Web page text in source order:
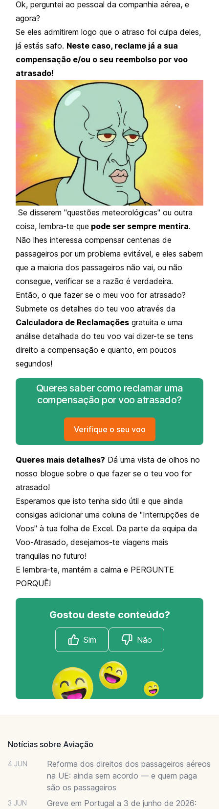
Ok, perguntei ao pessoal da companhia aérea, e
agora?
Se eles admitirem logo que o atraso foi culpa deles,
já estás safo. Neste caso, reclame já a sua
compensação e/ou o seu reembolso por voo
atrasado!
Se disserem "questões meteorológicas" ou outra
coisa, lembra-te que pode ser sempre mentira.
Não lhes interessa compensar centenas de
passageiros por um problema evitável, e eles sabem
que a maioria dos passageiros não vai, ou não
consegue, verificar se a razão é verdadeira.
Então, o que fazer se o meu voo for atrasado?
Submete os detalhes do teu voo através da
Calculadora de Reclamações gratuita e uma
análise detalhada do teu voo vai dizer-te se tens
direito a compensação e quanto, em poucos
segundos!
Queres saber como reclamar uma
compensação por voo atrasado?
Verifique o seu voo
Queres mais detalhes? Dá uma vista de olhos no
nosso blogue sobre o que fazer se o teu voo for
atrasado!
Esperamos que isto tenha sido útil e que ainda
consigas adicionar uma coluna de "Interrupções de
Voos" à tua folha de Excel. Da parte da equipa da
Voo-Atrasado, desejamos-te viagens mais
tranquilas no futuro!
E lembra-te, mantém a calma e PERGUNTE
PORQUÊ!
Gostou deste conteúdo?
Sim Não
Notícias sobre Aviação
4 JUN
Reforma dos direitos dos passageiros aéreos
na UE: ainda sem acordo — e quem paga
são os passageiros
3 JUN
Greve em Portugal a 3 de junho de 2026: